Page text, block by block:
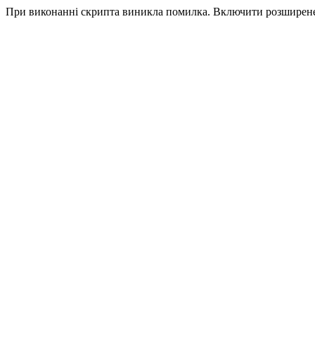
При виконанні скрипта виникла помилка. Включити